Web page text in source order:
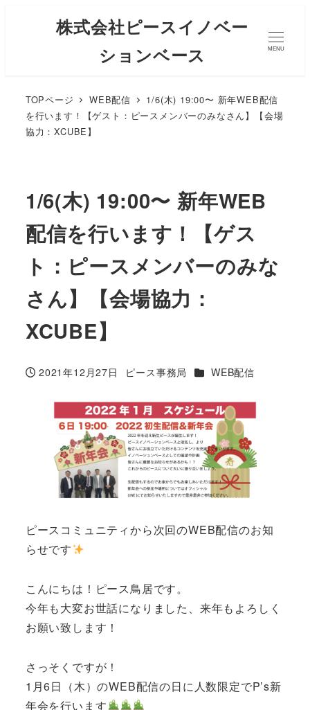
株式会社ピースイノベー
ションベース
MENU
TOPページ WEB配信
1/6(木) 19:00〜 新年WEB配信
を行います！【ゲスト：ピースメンバーのみなさん】【会場
協力：XCUBE】
1/6(木) 19:00〜 新年WEB
配信を行います！【ゲス
ト：ピースメンバーのみな
さん】【会場協力：
XCUBE】
投稿日
2021年12月27日
著
ピース事務局 カテゴリー
WEB配信
ピースコミュニティから次回のWEB配信のお知
らせです
こんにちは！ピース鳥居です。
今年も大変お世話になりました、来年もよろしく
お願い致します！
さっそくですが！
1月6日（木）のWEB配信の日に人数限定でP’s新
年会を行います